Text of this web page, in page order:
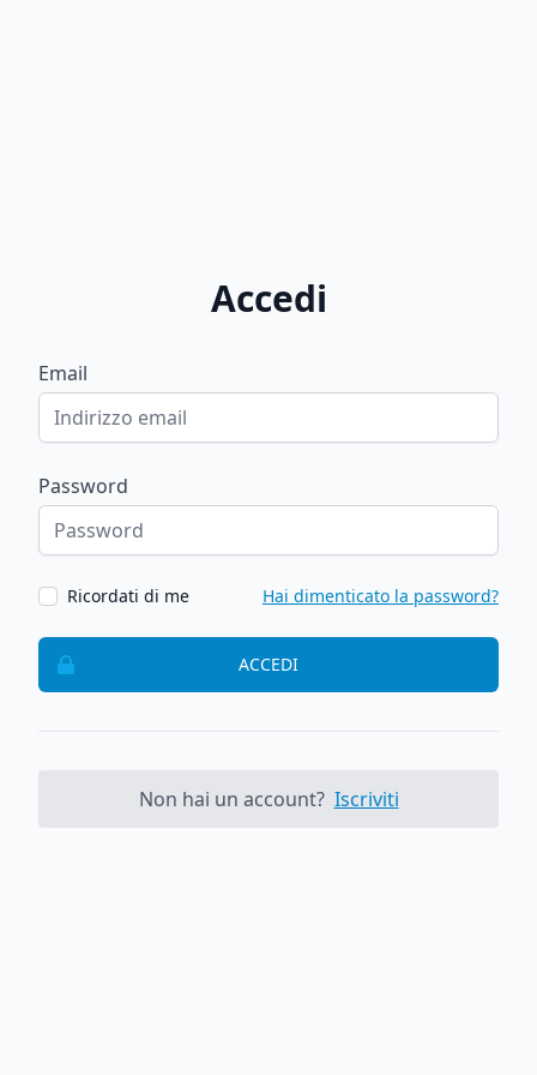
Accedi
Email
Password
Ricordati di me Hai dimenticato la password?
ACCEDI
Non hai un account? Iscriviti